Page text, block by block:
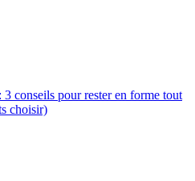
3 conseils pour rester en forme tout
choisir)